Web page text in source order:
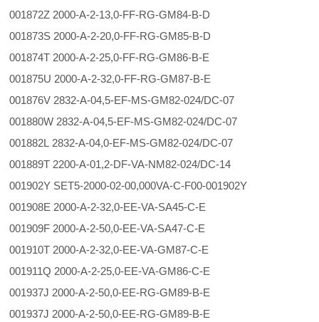
001872Z 2000-A-2-13,0-FF-RG-GM84-B-D
001873S 2000-A-2-20,0-FF-RG-GM85-B-D
001874T 2000-A-2-25,0-FF-RG-GM86-B-E
001875U 2000-A-2-32,0-FF-RG-GM87-B-E
001876V 2832-A-04,5-EF-MS-GM82-024/DC-07
001880W 2832-A-04,5-EF-MS-GM82-024/DC-07
001882L 2832-A-04,0-EF-MS-GM82-024/DC-07
001889T 2200-A-01,2-DF-VA-NM82-024/DC-14
001902Y SET5-2000-02-00,000VA-C-F00-001902Y
001908E 2000-A-2-32,0-EE-VA-SA45-C-E
001909F 2000-A-2-50,0-EE-VA-SA47-C-E
001910T 2000-A-2-32,0-EE-VA-GM87-C-E
001911Q 2000-A-2-25,0-EE-VA-GM86-C-E
001937J 2000-A-2-50,0-EE-RG-GM89-B-E
001937J 2000-A-2-50,0-EE-RG-GM89-B-E